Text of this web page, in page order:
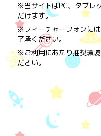
※当サイトはPC、タブレ
だけます。
※フィーチャーフォンに
了承ください。
※ご利用にあたり推奨環
ださい。